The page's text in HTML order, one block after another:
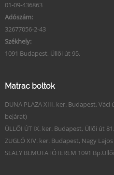
01-09-436863
Adószám:
32677056-2-43
Székhely:
1091 Budapest, Üllői út 95.
Matrac boltok
DUNA PLAZA XIII. ker. Budapest,
bejárat)
ÜLLŐI ÚT IX. ker. Budapest, Üllői út
ZUGLÓ XIV. ker. Budapest, Nagy
SEALY BEMUTATÓTEREM 1091